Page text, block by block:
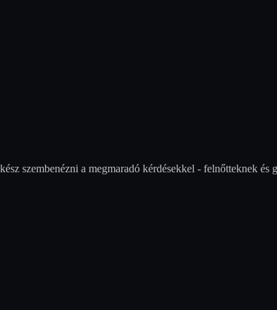
szembenézni a megmaradó kérdésekkel - felnőtteknek és